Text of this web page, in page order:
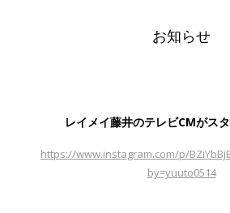
お知らせ
レイメイ藤井のテレビCMがス
https://www.instagram.com/p/
by=yuuto0514